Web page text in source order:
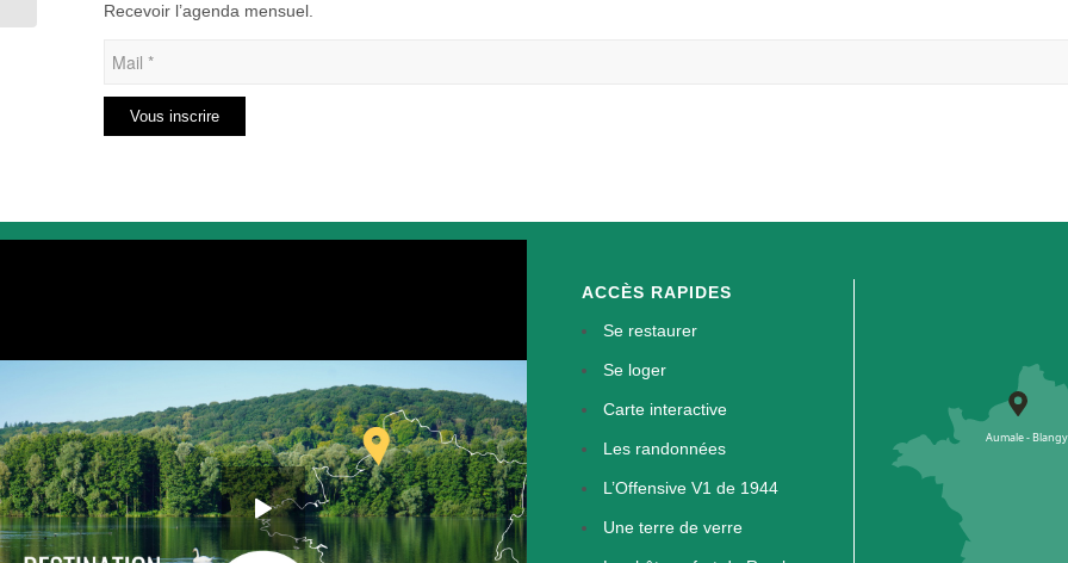
Recevoir l’agenda mensuel.
ACCÈS RAPIDES
Se restaurer
Se loger
Carte interactive
Les randonnées
L’Offensive V1 de 1944
Une terre de verre